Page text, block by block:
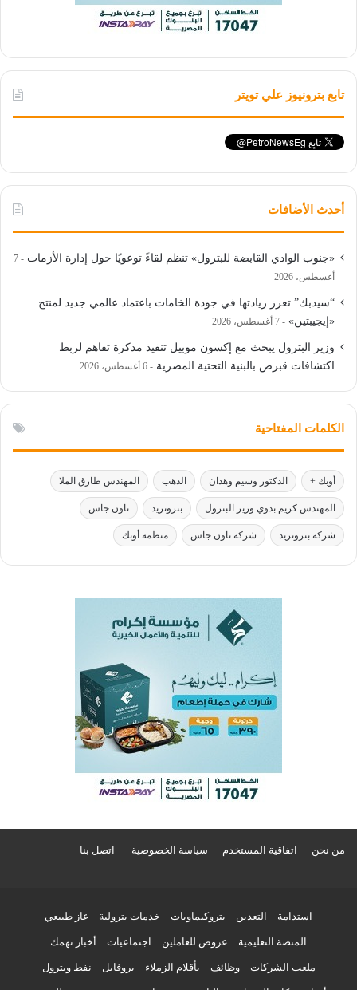
تابع بترونيوز علي تويتر
أحدث الأضافات
«جنوب الوادي القابضة للبترول» تنظم لقاءً توعويًا حول إدارة الأزمات
7
أغسطس، 2026
“سيدبك” تعزز ريادتها في جودة الخامات باعتماد عالمي جديد لمنتج
«إيجيبتين»
7 أغسطس، 2026
وزير البترول يبحث مع إكسون موبيل تنفيذ مذكرة تفاهم لربط
اكتشافات قبرص بالبنية التحتية المصرية
6 أغسطس، 2026
الكلمات المفتاحية
أوبك + الدكتور وسيم وهدان الذهب المهندس طارق الملا
المهندس كريم بدوي وزير البترول بتروتريد تاون جاس
شركة بتروتريد شركة تاون جاس منظمة أوبك
من نحن اتفاقية المستخدم سياسة الخصوصية اتصل بنا
استدامة التعدين بتروكيماويات خدمات بترولية غاز طبيعي
المنصة التعليمية عروض للعاملين اجتماعيات أخبار تهمك
ملعب الشركات وظائف بأقلام الزملاء بروفايل نفط وبترول